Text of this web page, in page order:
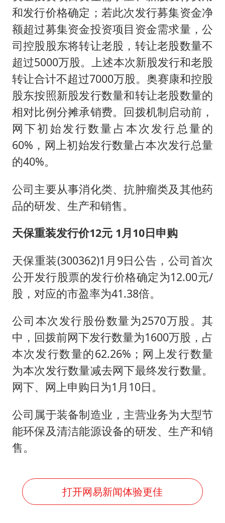
和发行价格确定；若此次发行募集资金净
额超过募集资金投资项目资金需求量，公
司控股股东将转让老股，转让老股数量不
超过5000万股。上述本次新股发行和老股
转让合计不超过7000万股。奥赛康和控股
股东按照新股发行数量和转让老股数量的
相对比例分摊承销费。回拨机制启动前，
网下初始发行数量占本次发行总量的
60%，网上初始发行数量占本次发行总量
的40%。
公司主要从事消化类、抗肿瘤类及其他药
品的研发、生产和销售。
天保重装发行价12元 1月10日申购
天保重装(300362)1月9日公告，公司首次
公开发行股票的发行价格确定为12.00元/
股，对应的市盈率为41.38倍。
公司本次发行股份数量为2570万股。其
中，回拨前网下发行数量为1600万股，占
本次发行数量的62.26%；网上发行数量
为本次发行数量减去网下最终发行数量。
网下、网上申购日为1月10日。
公司属于装备制造业，主营业务为大型节
能环保及清洁能源设备的研发、生产和销
售。
打开网易新闻体验更佳